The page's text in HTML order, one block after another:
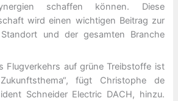
schaffen können. Diese
wird einen wichtigen Beitrag zur
und der gesamten Branche
Flugverkehrs auf grüne Treibstoffe ist
fügt Christophe de
Schneider Electric DACH, hinzu.